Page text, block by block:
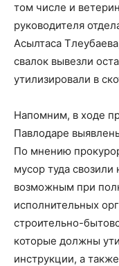
том числе и
руководителя
Асылтаса
свалок вывезли
утилизировали в
Напомним, в ходе
Павлодаре
По мнению
мусор туда свозили
возможным при
исполнительных
строительно-
которые должны
инструкции, а